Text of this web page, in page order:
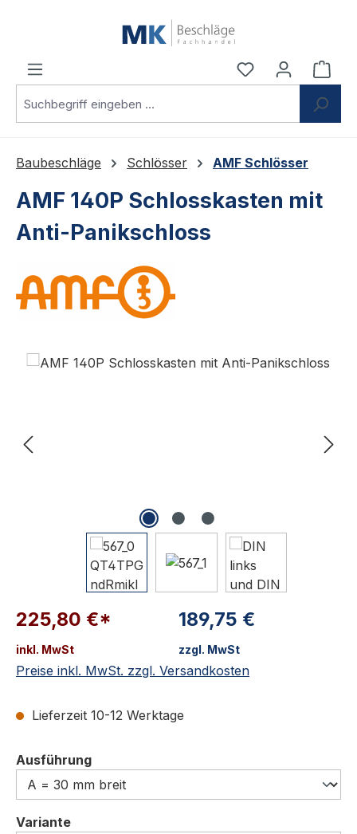
Du hast 0
Baubeschläge Schlösser AMF Schlösser
AMF 140P Schlosskasten mit
Anti-Panikschloss
225,80 €*
inkl. MwSt
189,75 €
zzgl. MwSt
Preise inkl. MwSt. zzgl. Versandkosten
Lieferzeit 10-12 Werktage
Ausführungauswählen
Varianteauswählen